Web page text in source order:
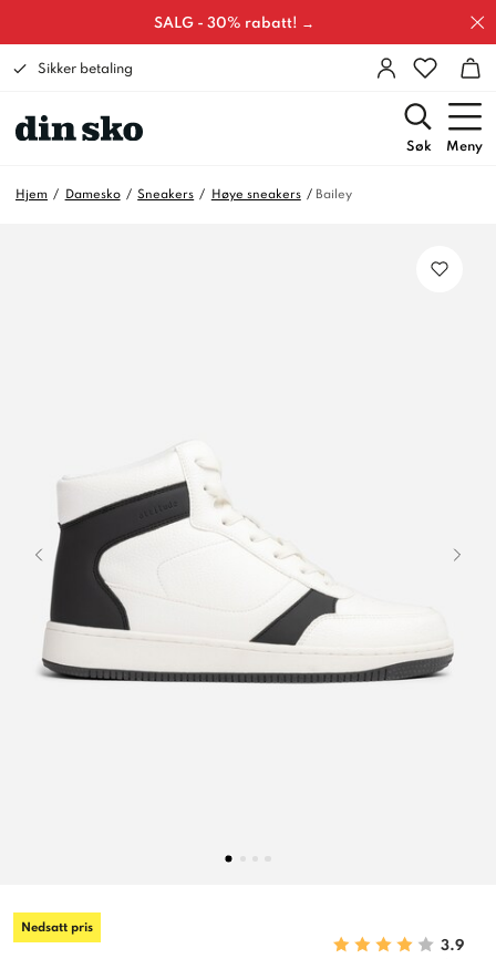
SALG - 30% rabatt! →
Sikker betaling
Søk Meny
Hjem Damesko Sneakers Høye sneakers Bailey
Nedsatt pris
3.9